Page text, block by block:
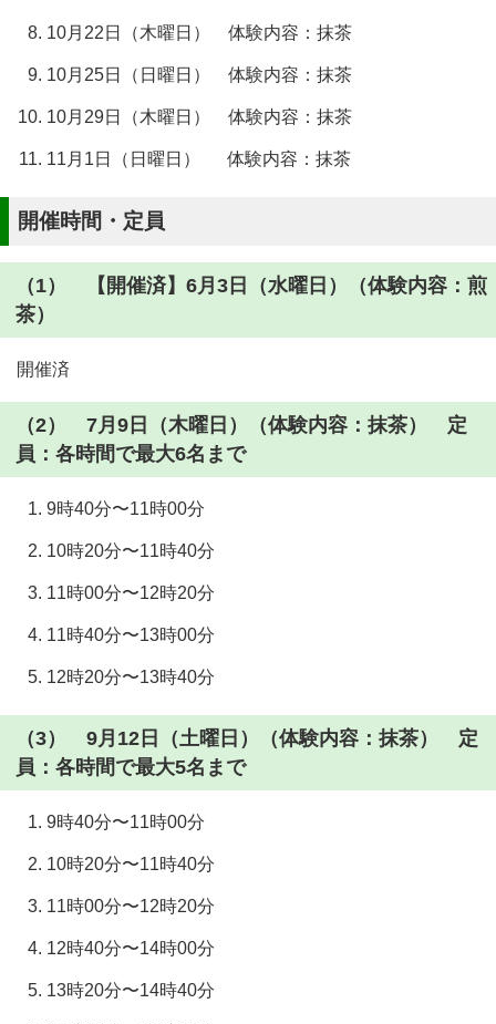
10月22日（木曜日） 体験内容：抹茶
10月25日（日曜日） 体験内容：抹茶
10月29日（木曜日） 体験内容：抹茶
11月1日（日曜日） 体験内容：抹茶
開催時間・定員
（1） 【開催済】6月3日（水曜日）（体験内容：煎
茶）
開催済
（2） 7月9日（木曜日）（体験内容：抹茶） 定
員：各時間で最大6名まで
9時40分〜11時00分
10時20分〜11時40分
11時00分〜12時20分
11時40分〜13時00分
12時20分〜13時40分
（3） 9月12日（土曜日）（体験内容：抹茶） 定
員：各時間で最大5名まで
9時40分〜11時00分
10時20分〜11時40分
11時00分〜12時20分
12時40分〜14時00分
13時20分〜14時40分